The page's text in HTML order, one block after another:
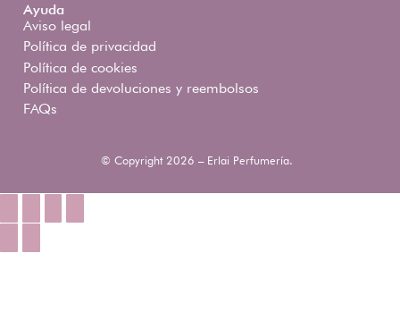
Ayuda
Aviso legal
Política de privacidad
Política de cookies
Política de devoluciones y reembolsos
FAQs
© Copyright 2026 – Erlai Perfumería.